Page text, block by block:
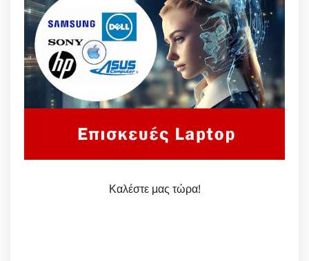
Καλέστε μας τώρα!